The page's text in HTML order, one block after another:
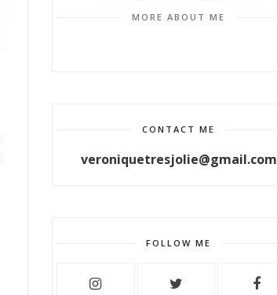
MORE ABOUT ME
CONTACT ME
veroniquetresjolie@gmail.com
FOLLOW ME